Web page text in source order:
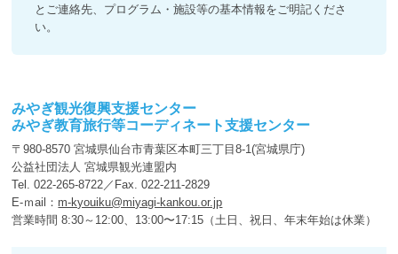
とご連絡先、プログラム・施設等の基本情報をご明記くださ
い。
みやぎ観光復興支援センター
みやぎ教育旅行等コーディネート支援センター
〒980-8570 宮城県仙台市青葉区本町三丁目8-1(宮城県庁)
公益社団法人 宮城県観光連盟内
Tel. 022-265-8722／Fax. 022-211-2829
E-ｍail： m-kyouiku@miyagi-kankou.or.jp
営業時間 8:30～12:00、13:00〜17:15（土日、祝日、年末年始は休業）